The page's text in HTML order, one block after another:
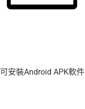
可安裝Android APK軟件